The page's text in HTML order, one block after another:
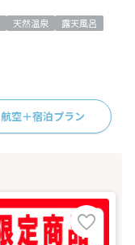
天然温泉
露天風呂
航空＋宿泊プラン